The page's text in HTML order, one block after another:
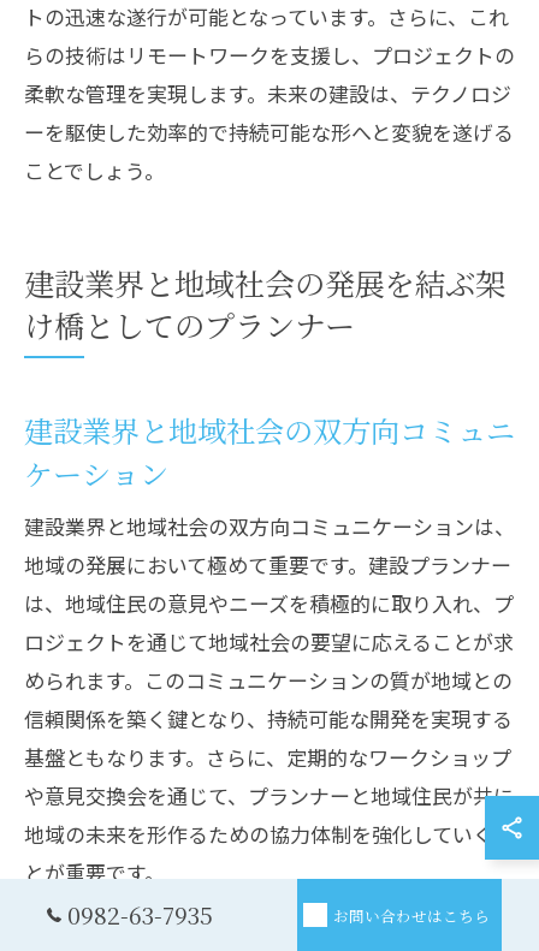
トの迅速な遂行が可能となっています。さらに、これ
らの技術はリモートワークを支援し、プロジェクトの
柔軟な管理を実現します。未来の建設は、テクノロジ
ーを駆使した効率的で持続可能な形へと変貌を遂げる
ことでしょう。
建設業界と地域社会の発展を結ぶ架
け橋としてのプランナー
建設業界と地域社会の双方向コミュニ
ケーション
建設業界と地域社会の双方向コミュニケーションは、
地域の発展において極めて重要です。建設プランナー
は、地域住民の意見やニーズを積極的に取り入れ、プ
ロジェクトを通じて地域社会の要望に応えることが求
められます。このコミュニケーションの質が地域との
信頼関係を築く鍵となり、持続可能な開発を実現する
基盤ともなります。さらに、定期的なワークショップ
や意見交換会を通じて、プランナーと地域住民が共に
地域の未来を形作るための協力体制を強化していくこ
とが重要です。
0982-63-7935 お問い合わせはこちら